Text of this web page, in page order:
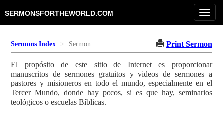
SERMONSFORTHEWORLD.COM
Sermons Index Sermon Print Sermon
El propósito de este sitio de Internet es proporcionar
manuscritos de sermones gratuitos y videos de sermones a
pastores y misioneros en todo el mundo, especialmente en el
Tercer Mundo, donde hay pocos, si es que hay, seminarios
teológicos o escuelas Bíblicas.